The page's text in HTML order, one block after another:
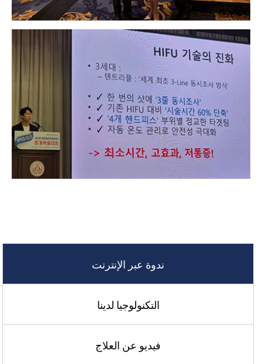
ندوة عبر الإنترنت
التكنولوجيا لدينا
فيديو عن العلاج